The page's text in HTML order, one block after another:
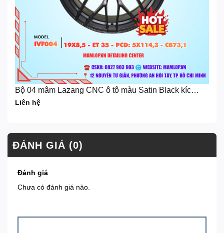
Bộ 04 mâm Lazang CNC ô tô màu Satin Black kích
thước 19 inch
Liên hệ
ĐÁNH GIÁ (0)
Đánh giá
Chưa có đánh giá nào.